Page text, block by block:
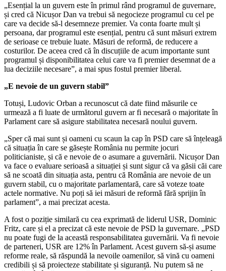
„Esențial la un guvern este în primul rând programul de guvernare,
și cred că Nicușor Dan va trebui să negocieze programul cu cel pe
care va decide să-l desemneze premier. Va conta foarte mult și
persoana, dar programul este esențial, pentru că sunt măsuri extrem
de serioase ce trebuie luate. Măsuri de reformă, de reducere a
costurilor. De aceea cred că în discuțiile de acum importante sunt
programul și disponibilitatea celui care va fi premier desemnat de a
lua deciziile necesare”, a mai spus fostul premier liberal.
„E nevoie de un guvern stabil”
Totuși, Ludovic Orban a recunoscut că date fiind măsurile ce
urmează a fi luate de următorul guvern ar fi necesară o majoritate în
Parlament care să asigure stabilitatea necesară noului guvern.
„Sper că mai sunt și oameni cu scaun la cap în PSD care să înțeleagă
că situația în care se găsește România nu permite jocuri
politicianiste, și că e nevoie de o asumare a guvernării. Nicușor Dan
va face o evaluare serioasă a situației și sunt sigur că va găsii căi care
să ne scoată din situația asta, pentru că România are nevoie de un
guvern stabil, cu o majoritate parlamentară, care să voteze toate
actele normative. Nu poți să iei măsuri de reformă fără sprijin în
parlament”, a mai precizat acesta.
A fost o poziție similară cu cea exprimată de liderul USR, Dominic
Fritz, care și el a precizat că este nevoie de PSD la guvernare. „PSD
nu poate fugi de la această responsabilitatea guvernării. Va fi nevoie
de parteneri, USR are 12% în Parlament. Acest guvern să-și asume
reforme reale, să răspundă la nevoile oamenilor, să vină cu oameni
credibili și să proiecteze stabilitate și siguranță. Nu putem să ne